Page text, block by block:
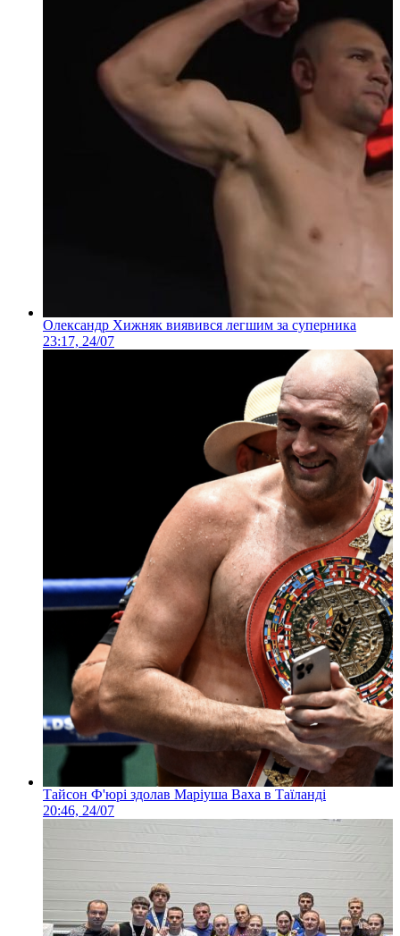
Олександр Хижняк виявився легшим за суперника
23:17, 24/07
Тайсон Ф'юрі здолав Маріуша Ваха в Таїланді
20:46, 24/07